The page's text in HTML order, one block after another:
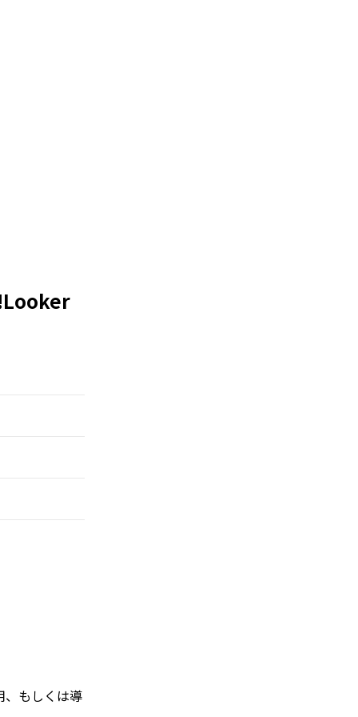
もしくは導